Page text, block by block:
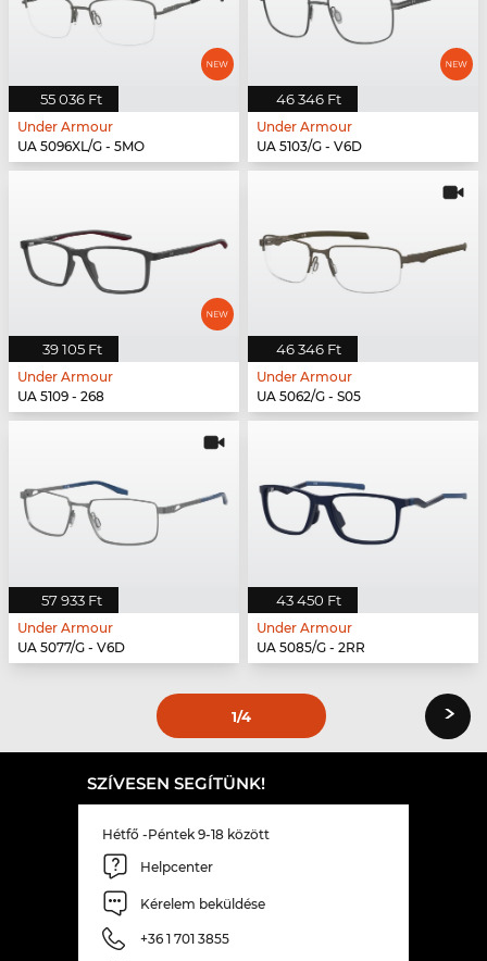
55 036 Ft
Under Armour
UA 5096XL/G - 5MO
46 346 Ft
Under Armour
UA 5103/G - V6D
39 105 Ft
Under Armour
UA 5109 - 268
46 346 Ft
Under Armour
UA 5062/G - S05
57 933 Ft
Under Armour
UA 5077/G - V6D
43 450 Ft
Under Armour
UA 5085/G - 2RR
1/4 ›
SZÍVESEN SEGÍTÜNK!
Hétfő -Péntek 9-18 között
Helpcenter
Kérelem beküldése
+36 1 701 3855